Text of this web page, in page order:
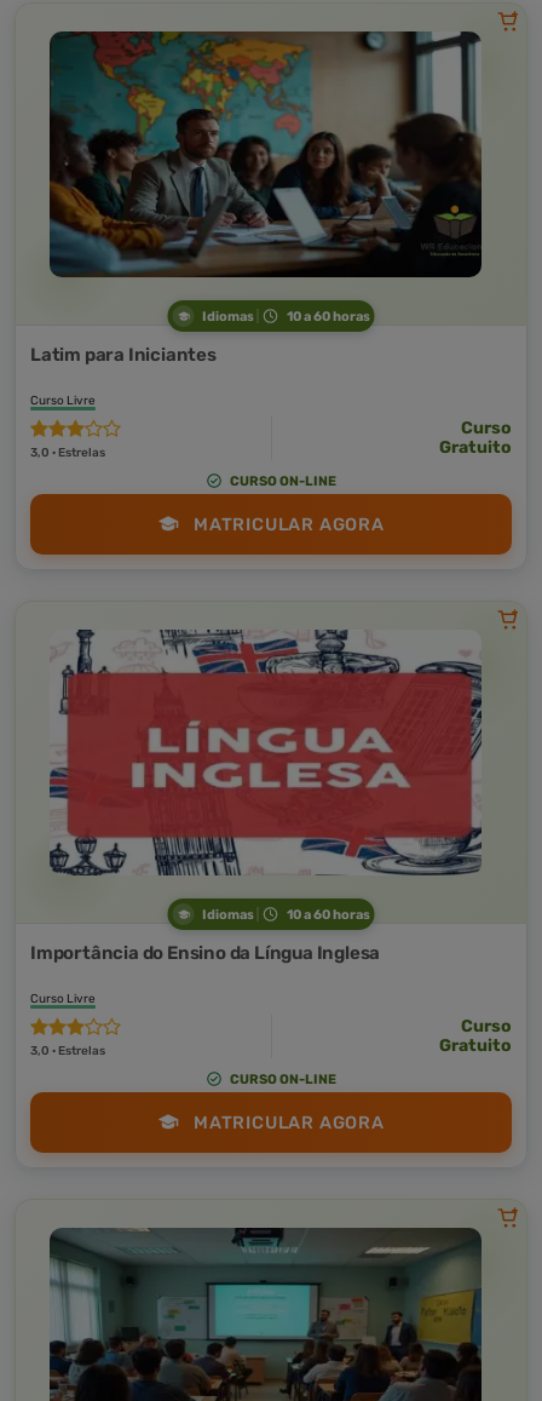
Idiomas 10 a 60 horas
Latim para Iniciantes
Curso Livre
3,0 · Estrelas
Curso
Gratuito
CURSO ON-LINE
MATRICULAR AGORA
Idiomas 10 a 60 horas
Importância do Ensino da Língua Inglesa
Curso Livre
3,0 · Estrelas
Curso
Gratuito
CURSO ON-LINE
MATRICULAR AGORA